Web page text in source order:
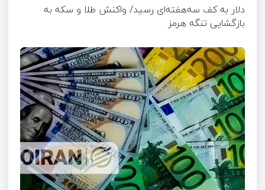
دلار به کف سه‌هفته‌ای رسید/ واکنش طلا و سکه به
بازگشایی تنگه هرمز